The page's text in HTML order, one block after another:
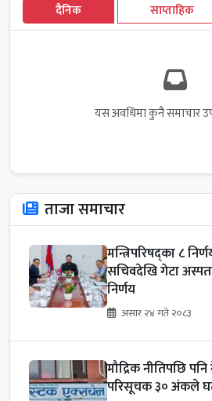
दैनिक साप्ताहिक
यस अवधिमा कुनै समाचार
ताजा समाचार
मन्त्रिपरिषद्का ८
सचिवदेखि गेटा
निर्णय
असार २४ गते २०८३
मौद्रिक नीतिपछि
परिसूचक ३० अंकले